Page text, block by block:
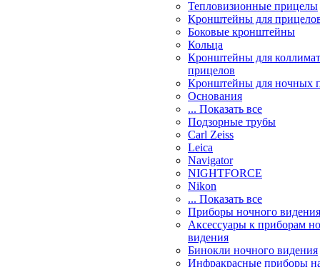
Тепловизионные прицелы
Кронштейны для
Боковые кронштейны
Кольца
Кронштейны для
прицелов
Кронштейны для ночных
Основания
... Показать все
Подзорные трубы
Carl Zeiss
Leica
Navigator
NIGHTFORCE
Nikon
... Показать все
Приборы ночного видения
Аксессуары к приборам
видения
Бинокли ночного видения
Инфракрасные приборы